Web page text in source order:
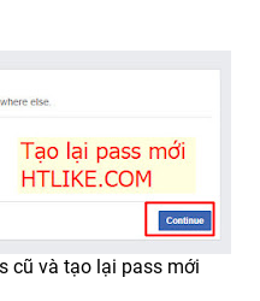
cũ và tạo lại pass mới